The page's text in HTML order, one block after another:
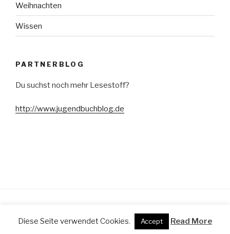
Weihnachten
Wissen
PARTNERBLOG
Du suchst noch mehr Lesestoff?
http://www.jugendbuchblog.de
Diese Seite verwendet Cookies. Accept Read More